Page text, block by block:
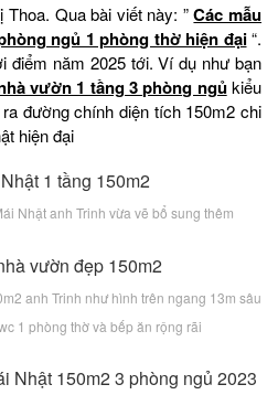
Thoa. Qua bài viết này: ”Các mẫu
ngủ 1 phòng thờ hiện đại“.
điểm năm 2025 tới. Ví dụ như bạn
vườn 1 tầng 3 phòng ngủkiểu
đường chính diện tích 150m2 chi
hiện đại
Nhật anh Trinh vừa vẽ bổ sung thêm
anh Trinh như hình trên ngang 13m sâu
1 phòng thờ và bếp ăn rộng rãi